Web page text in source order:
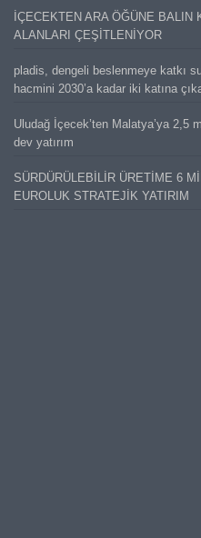
İÇECEKTEN ARA ÖĞÜNE BALIN
ALANLARI ÇEŞİTLENİYOR
pladis, dengeli beslenmeye katkı
hacmini 2030’a kadar iki katına
Uludağ İçecek’ten Malatya’ya 2,5
dev yatırım
SÜRDÜRÜLEBİLİR ÜRETİME 6
EUROLUK STRATEJİK YATIRIM